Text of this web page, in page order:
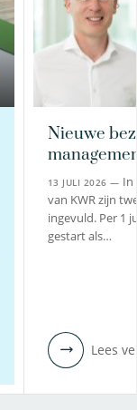
Nieuwe
13 JULI 2026 — In
van KWR zijn
ingevuld. Per 1
gestart als…
Lees